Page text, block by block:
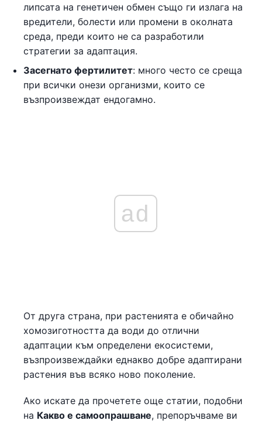
липсата на генетичен обмен също ги излага на
вредители, болести или промени в околната
среда, преди които не са разработили
стратегии за адаптация.
Засегнато фертилитет: много често се среща
при всички онези организми, които се
възпроизвеждат ендогамно.
ad
От друга страна, при растенията е обичайно
хомозиготността да води до отлични
адаптации към определени екосистеми,
възпроизвеждайки еднакво добре адаптирани
растения във всяко ново поколение.
Ако искате да прочетете още статии, подобни
на Какво е самоопрашване, препоръчваме ви